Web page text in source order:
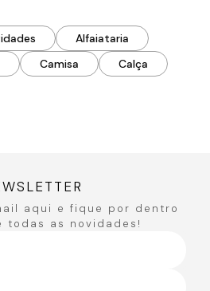
Alfaiataria
Camisa
Calça
aqui e fique por dentro
todas as novidades!